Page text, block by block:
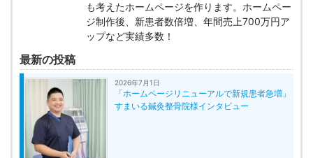
も考えたホームページを作ります。ホームペー
ジ制作後、新患者数倍増、年間売上700万円ア
ップなど実績多数！
最新の投稿
2026年7月1日
「ホームページリニューアルで新規患者急増」
すまいる鍼灸整骨院様インタビュー